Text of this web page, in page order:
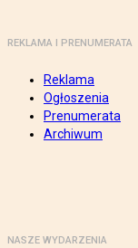
REKLAMA I PRENUMERATA
Reklama
Ogłoszenia
Prenumerata
Archiwum
NASZE WYDARZENIA